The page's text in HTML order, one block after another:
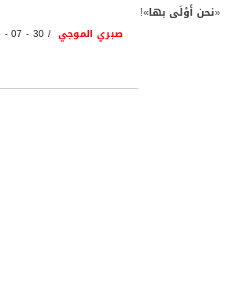
«نحن أَوْلَى بها»!
صبري الموجي 30 - 07 - 2026